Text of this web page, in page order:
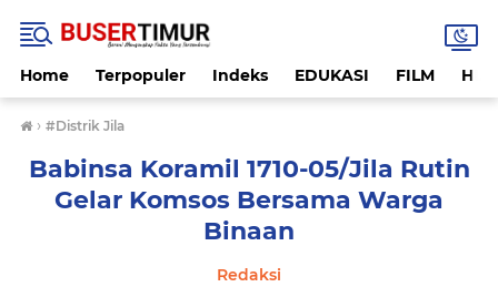
Home Terpopuler Indeks EDUKASI FILM
› #Distrik Jila
Babinsa Koramil 1710-05/Jila Rutin
Gelar Komsos Bersama Warga
Binaan
Redaksi